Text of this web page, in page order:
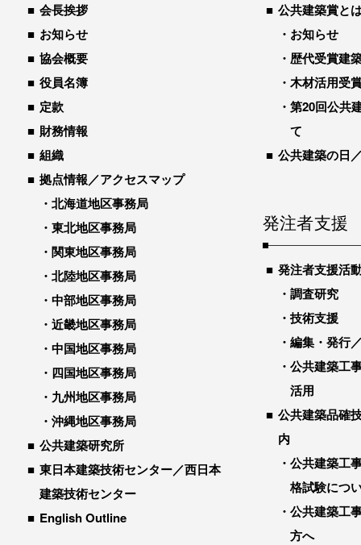
会長挨拶
お知らせ
協会概要
役員名簿
定款
財務情報
組織
拠点情報／アクセスマップ
北海道地区事務局
東北地区事務局
関東地区事務局
北陸地区事務局
中部地区事務局
近畿地区事務局
中国地区事務局
四国地区事務局
九州地区事務局
沖縄地区事務局
公共建築研究所
東日本建築技術センター／西日本
建築技術センター
English Outline
公共建築賞と
お知らせ
歴代受賞建
木材活用受
第20回公共
て
公共建築の日
発注者支援
発注者支援活
調査研究
技術支援
編集・発行
公共建築工
活用
公共建築品確
内
公共建築工
格試験につ
公共建築工
方へ